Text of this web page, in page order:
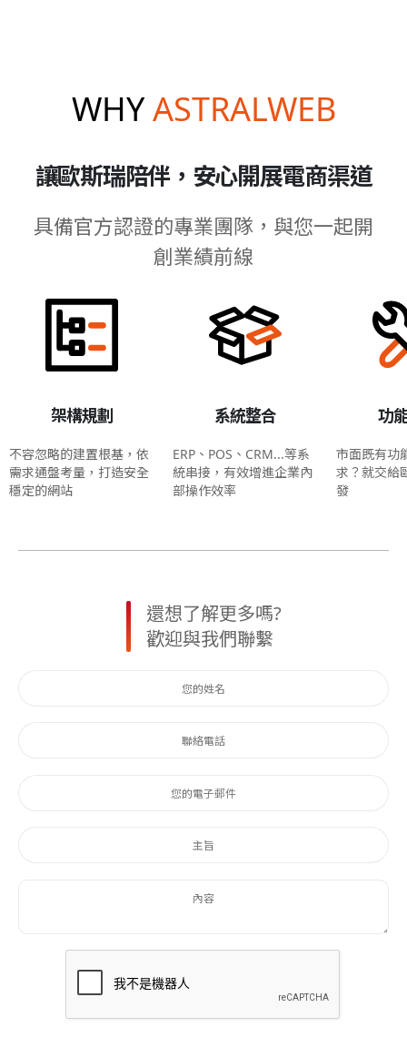
WHYASTRALWEB
讓歐斯瑞陪伴，安心開展電商渠道
具備官方認證的專業團隊，與您一起開
創業績前線
架構規劃
不容忽略的建置根基，依
需求通盤考量，打造安全
穩定的網站
系統整合
ERP、POS、CRM...等系
統串接，有效增進企業內
部操作效率
功
市面既有功
求？就交給
發
還想了解更多嗎?
歡迎與我們聯繫